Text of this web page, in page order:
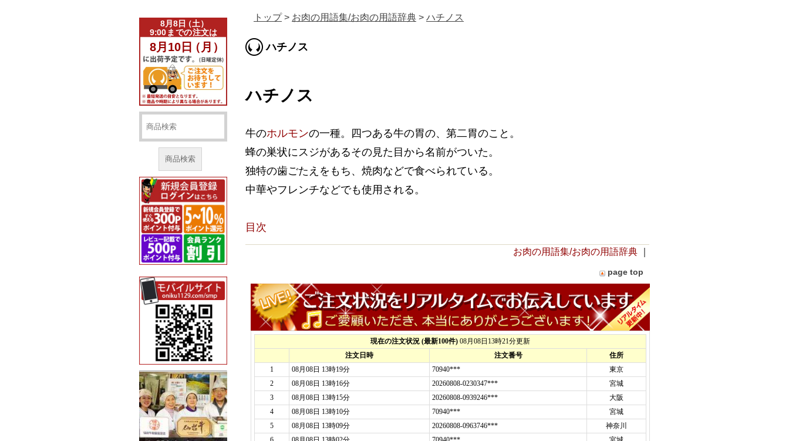
商品検索
トップ> お肉の用語集/お肉の用語辞典 > ハチノス
ハチノス
ハチノス
牛のホルモンの一種。四つある牛の胃の、第二胃のこと。
蜂の巣状にスジがあるその見た目から名前がついた。
独特の歯ごたえをもち、焼肉などで食べられている。
中華やフレンチなどでも使用される。
目次
お肉の用語集/お肉の用語辞典
page top